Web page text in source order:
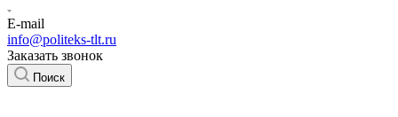
E-mail
info@politeks-tlt.ru
Заказать звонок
Поиск